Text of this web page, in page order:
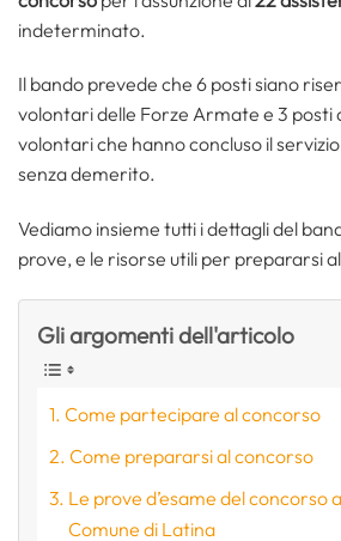
indeterminato.
Il bando prevede che 6 posti siano
volontari delle Forze Armate e 3 posti
volontari che hanno concluso il
senza demerito.
Vediamo insieme tutti i dettagli del
prove, e le risorse utili per prepararsi
Gli argomenti dell'articolo
Come partecipare al concorso
Come prepararsi al concorso
Le prove d’esame del concorso
Comune di Latina